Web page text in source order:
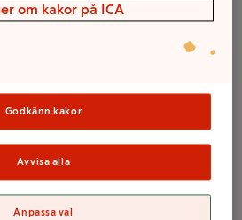
med
variera mellan butikerna
om kakor på ICA
Godkänn kakor
Avvisa alla
Anpassa val